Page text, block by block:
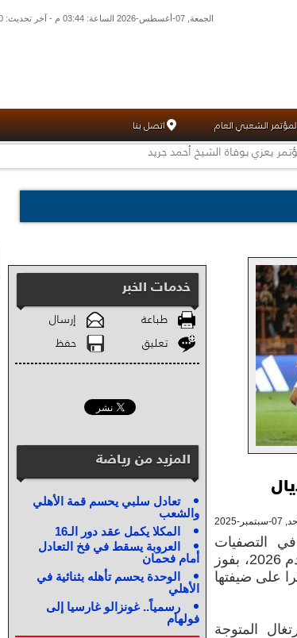
الجمعة, 07-أغسطس-2026 الساعة: 03:44 م - آخر تحديث: 02:30 م (30: 11) بتوقيت غرينتش
الشعبي العام اتصل بنا
يعزي بوفاة الشيخ أحمد جريد
خدمات الخبر
طباعة
إرسال
تعليق
حفظ
المزيد من رياضة
تعادل سلبي يحسم قمة الأهلي
والشعب
المكلا يكمل عقد دور الـ16
العروبة يسقط في فخ التعادل
أمام فحمان
الوحدة يحسم تأهله بثنائية في
الأهلي
رسمياً.. غونزالو غارسيا إلى
فولهام
سبتمبر-2025
التصفيات
الأوروبية المؤهلة إلى نهائيات كأس العالم لكرة القدم 2026، بفوز
تغلبت إنجلترا على ضيفتها
المتوجة